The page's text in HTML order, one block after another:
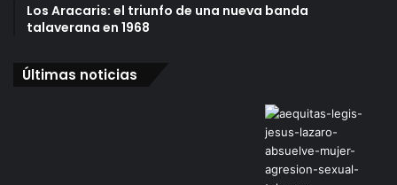
Los Aracaris: el triunfo de una nueva banda
talaverana en 1968
Últimas noticias